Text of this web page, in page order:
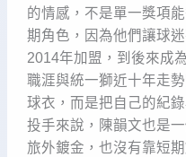
的情感，不是單一獎項
期角色，因為他們讓球
2014年加盟，到後來成
職涯與統一獅近十年走
球衣，而是把自己的紀
投手來說，陳韻文也是
旅外鍍金，也沒有靠短